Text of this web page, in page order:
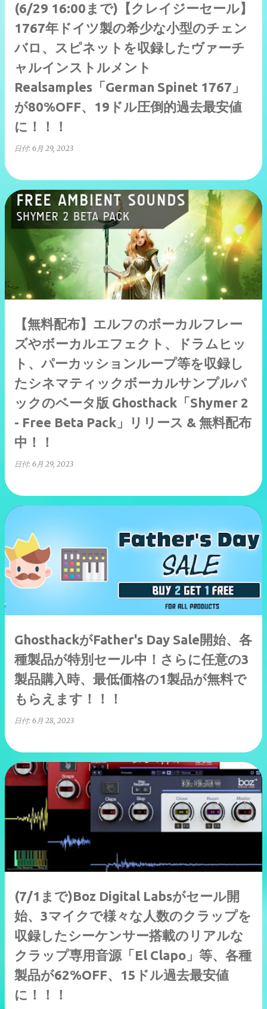
(6/29 16:00まで)【クレイジーセール】
1767年ドイツ製の希少な小型のチェン
バロ、スピネットを収録したヴァーチ
ャルインストルメント
Realsamples「German Spinet 1767」
が80%OFF、19ドル圧倒的過去最安値
に！！！
日付: 6月 29, 2023
【無料配布】エルフのボーカルフレー
ズやボーカルエフェクト、ドラムヒッ
ト、パーカッションループ等を収録し
たシネマティックボーカルサンプルパ
ックのベータ版 Ghosthack「Shymer 2
- Free Beta Pack」リリース & 無料配布
中！！
日付: 6月 29, 2023
GhosthackがFather's Day Sale開始、各
種製品が特別セール中！さらに任意の3
製品購入時、最低価格の1製品が無料で
もらえます！！！
日付: 6月 28, 2023
(7/1まで)Boz Digital Labsがセール開
始、3マイクで様々な人数のクラップを
収録したシーケンサー搭載のリアルな
クラップ専用音源「El Clapo」等、各種
製品が62%OFF、15ドル過去最安値
に！！！